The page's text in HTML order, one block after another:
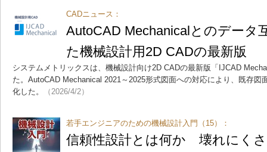
CADニュース：
AutoCAD Mechanicalとのデータ
た機械設計用2D CADの最新版
システムメトリックスは、機械設計向け2D CADの最新版「IJCAD
た。AutoCAD Mechanical 2021～2025形式図面への対応により、既存図
化した。
（2026/4/2）
若手エンジニアのための機械設計入門（15）：
信頼性設計とは何か 壊れにく